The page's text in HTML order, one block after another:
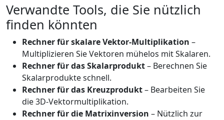
Verwandte Tools, die Sie nützlich
finden könnten
Rechner für skalare Vektor-Multiplikation –
Multiplizieren Sie Vektoren mühelos mit Skalaren.
Rechner für das Skalarprodukt– Berechnen Sie
Skalarprodukte schnell.
Rechner für das Kreuzprodukt– Bearbeiten Sie
die 3D-Vektormultiplikation.
Rechner für die Matrixinversion – Nützlich zur